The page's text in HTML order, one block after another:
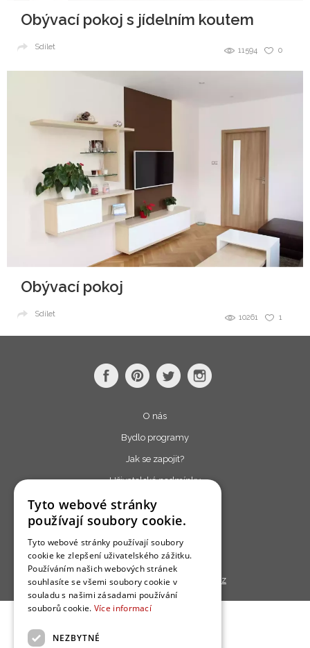
Obývací pokoj s jídelním koutem
0
11594
Sdílet
Obývací pokoj
1
10261
Sdílet
O nás
Bydlo programy
Jak se zapojit?
Uživatelské podmínky
Ochrana osobních údajú
Cookies
Redakce
Copyright © 2013 - 2026, Bydlo.cz
Tyto webové stránky
používají soubory cookie.
Tyto webové stránky používají soubory
cookie ke zlepšení uživatelského zážitku.
Používáním našich webových stránek
souhlasíte se všemi soubory cookie v
souladu s našimi zásadami používání
souborů cookie. Více informací
NEZBYTNÉ